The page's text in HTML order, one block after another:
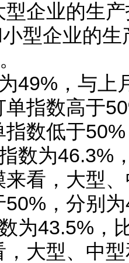
企业的生
型企业的
，与上
指数高于
数低于
为46.3%
来看，大型
，分别
43.5%，
，大型、中